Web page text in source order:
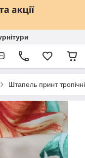
Штапель принт